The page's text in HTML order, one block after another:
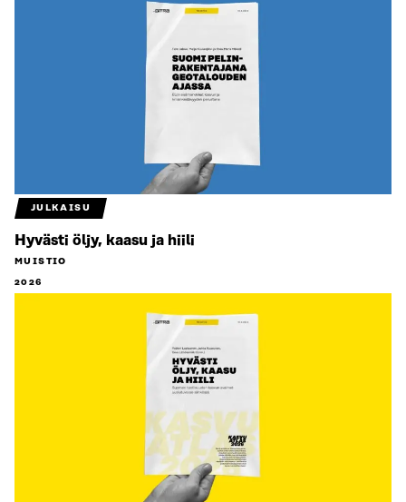
JULKAISU
Hyvästi öljy, kaasu ja hiili
MUISTIO
2026